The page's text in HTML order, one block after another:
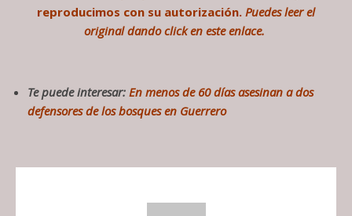
reproducimos con su autorización. Puedes leer el
original dando click en este enlace.
Te puede interesar: En menos de 60 días asesinan a dos
defensores de los bosques en Guerrero